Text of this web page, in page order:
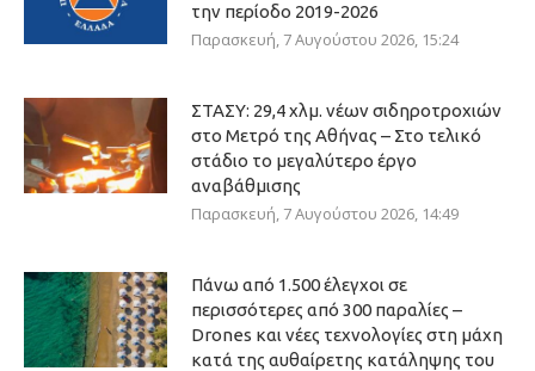
την περίοδο 2019-2026
Παρασκευή, 7 Αυγούστου 2026, 15:24
ΣΤΑΣΥ: 29,4 χλμ. νέων σιδηροτροχιών
στο Μετρό της Αθήνας – Στο τελικό
στάδιο το μεγαλύτερο έργο
αναβάθμισης
Παρασκευή, 7 Αυγούστου 2026, 14:49
Πάνω από 1.500 έλεγχοι σε
περισσότερες από 300 παραλίες –
Drones και νέες τεχνολογίες στη μάχη
κατά της αυθαίρετης κατάληψης του